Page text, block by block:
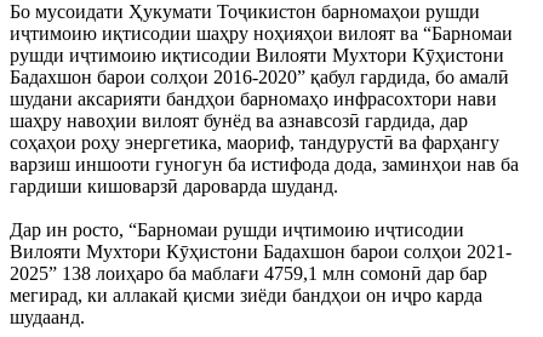
Бо мусоидати Ҳукумати Тоҷикистон барномаҳои рушди
иҷтимоию иқтисодии шаҳру ноҳияҳои вилоят ва “Барномаи
рушди иҷтимоию иқтисодии Вилояти Мухтори Кӯҳистони
Бадахшон барои солҳои 2016-2020” қабул гардида, бо амалӣ
шудани аксарияти бандҳои барномаҳо инфрасохтори нави
шаҳру навоҳии вилоят бунёд ва азнавсозӣ гардида, дар
соҳаҳои роҳу энергетика, маориф, тандурустӣ ва фарҳангу
варзиш иншооти гуногун ба истифода дода, заминҳои нав ба
гардиши кишоварзӣ дароварда шуданд.
Дар ин росто, “Барномаи рушди иҷтимоию иҷтисодии
Вилояти Мухтори Кӯҳистони Бадахшон барои солҳои 2021-
2025” 138 лоиҳаро ба маблағи 4759,1 млн сомонӣ дар бар
мегирад, ки аллакай қисми зиёди бандҳои он иҷро карда
шудаанд.